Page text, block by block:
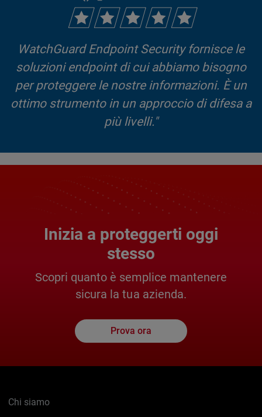
WatchGuard Endpoint Security fornisce le
soluzioni endpoint di cui abbiamo bisogno
per proteggere le nostre informazioni. È un
ottimo strumento in un approccio di difesa a
più livelli."
Leggi la recensione completa >
Inizia a proteggerti oggi
stesso
Scopri quanto è semplice mantenere
sicura la tua azienda.
Prova ora
Chi siamo